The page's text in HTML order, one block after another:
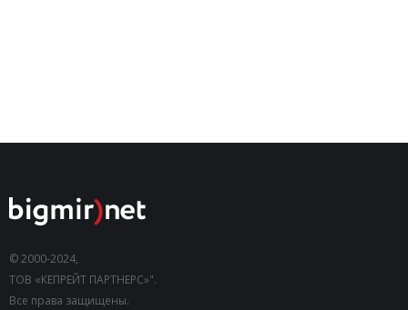
© 2000-2024,
ТОВ «КЕПРЕЙТ ПАРТНЕРС»".
Все права защищены.